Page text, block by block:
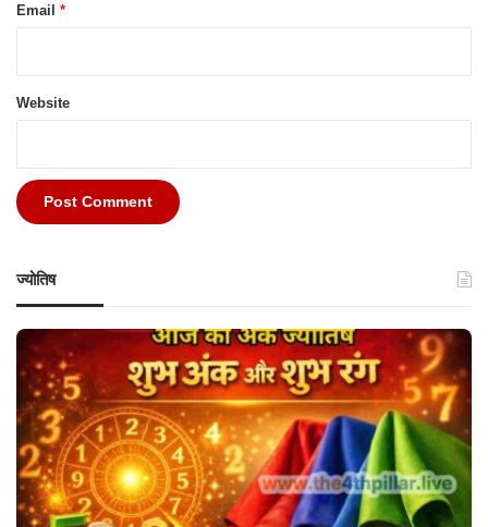
Email *
Website
ज्योतिष